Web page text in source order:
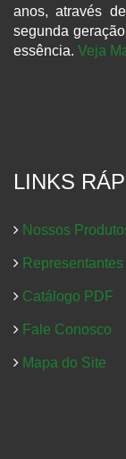
anos, através
segunda
essência. Veja
LINKS
Nossos
Representantes
Catálogo PDF
Fale Conosco
Mapa do Site